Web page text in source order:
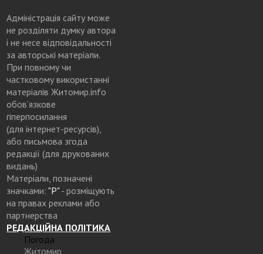
Адміністрація сайту може
не розділяти думку автора
і не несе відповідальності
за авторські матеріали.
При повному чи
частковому використанні
матеріалів Житомир.info
обов’язкове
гіперпосилання
(для інтернет-ресурсів),
або письмова згода
редакції (для друкованих
видань)
Матеріали, позначені
значками: "Р"- розміщують
на правах реклами або
партнерства
РЕДАКЦІЙНА ПОЛІТИКА
Погода
Житомир